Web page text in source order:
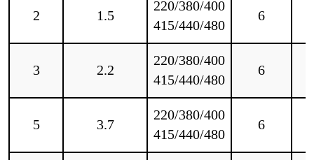
2 1.5
220/380/400
415/440/480
6
3 2.2
220/380/400
415/440/480
6
5 3.7
220/380/400
415/440/480
6